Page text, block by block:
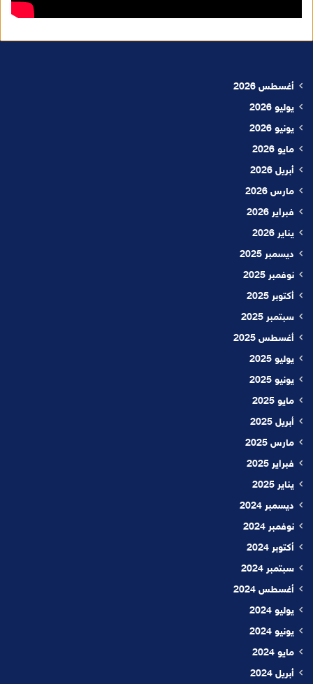
أغسطس 2026
يوليو 2026
يونيو 2026
مايو 2026
أبريل 2026
مارس 2026
فبراير 2026
يناير 2026
ديسمبر 2025
نوفمبر 2025
أكتوبر 2025
سبتمبر 2025
أغسطس 2025
يوليو 2025
يونيو 2025
مايو 2025
أبريل 2025
مارس 2025
فبراير 2025
يناير 2025
ديسمبر 2024
نوفمبر 2024
أكتوبر 2024
سبتمبر 2024
أغسطس 2024
يوليو 2024
يونيو 2024
مايو 2024
أبريل 2024